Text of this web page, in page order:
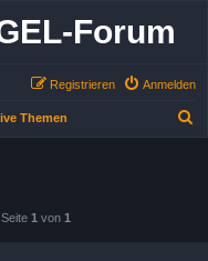
Forum
Anmelden
Registrieren
Themen
1 von 1